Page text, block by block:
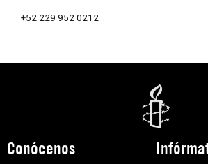
+52 229 952 0212
Conócenos